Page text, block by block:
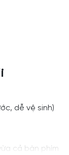
dễ vệ sinh)
cả bàn phím